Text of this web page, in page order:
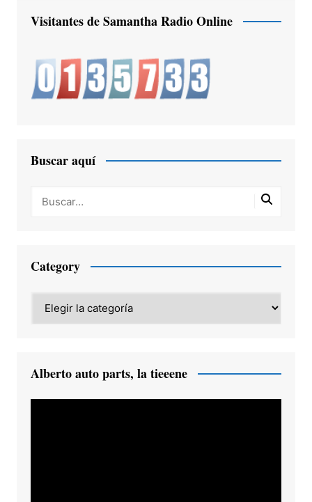
Visitantes de Samantha Radio Online
Buscar aquí
Category
Alberto auto parts, la tieeene